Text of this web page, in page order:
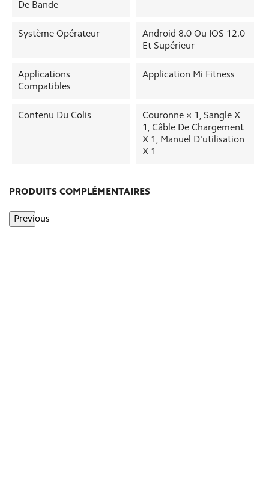
De Bande
Système Opérateur
Android 8.0 Ou IOS 12.0
Et Supérieur
Applications
Compatibles
Application Mi Fitness
Contenu Du Colis
Couronne × 1, Sangle X
1, Câble De Chargement
X 1, Manuel D'utilisation
X 1
PRODUITS COMPLÉMENTAIRES
Previous